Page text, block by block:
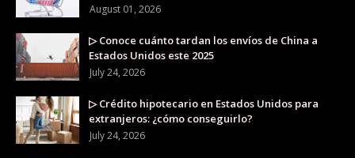
August 01, 2026
▷ Conoce cuánto tardan los envíos de China a
Estados Unidos este 2025
July 24, 2026
▷ Crédito hipotecario en Estados Unidos para
extranjeros: ¿cómo conseguirlo?
July 24, 2026